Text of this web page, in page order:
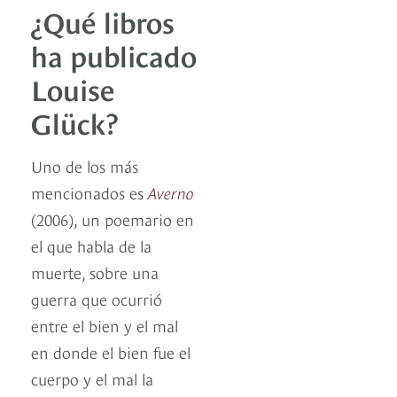
¿Qué libros
ha publicado
Louise
Glück?
Uno de los más
mencionados esAverno
(2006), un poemario en
el que habla de la
muerte, sobre una
guerra que ocurrió
entre el bien y el mal
en donde el bien fue el
cuerpo y el mal la